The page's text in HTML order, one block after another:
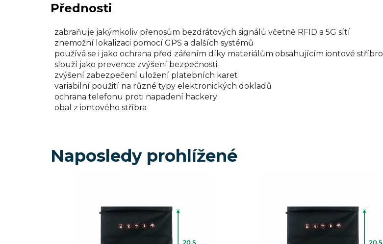
Přednosti
zabraňuje jakýmkoliv přenosům bezdrátových signálů včetně RFID a 5G sítí
znemožní lokalizaci pomocí GPS a dalších systémů
používá se i jako ochrana před zářením díky materiálům obsahujícím iontové stříbro
slouží jako prevence zvýšení bezpečnosti
zvýšení zabezpečení uložení platebních karet
variabilní použití na různé typy elektronických dokladů
ochrana telefonu proti napadení hackery
obal z iontového stříbra
Naposledy prohlížené